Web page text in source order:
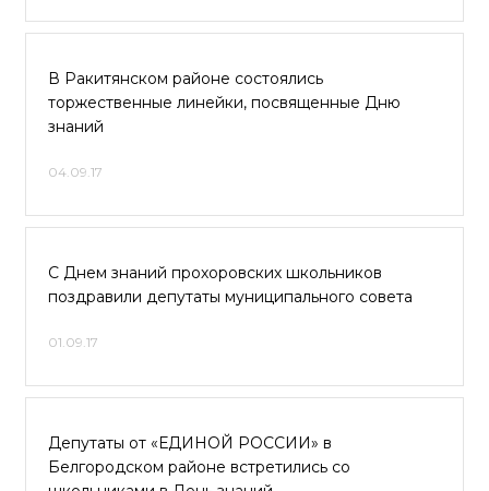
В Ракитянском районе состоялись
торжественные линейки, посвященные Дню
знаний
04.09.17
С Днем знаний прохоровских школьников
поздравили депутаты муниципального совета
01.09.17
Депутаты от «ЕДИНОЙ РОССИИ» в
Белгородском районе встретились со